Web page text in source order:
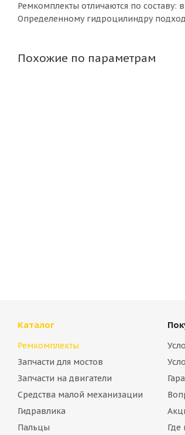
Ремкомплекты отличаются по составу:
Определенному гидроцилиндру
Похожие по параметрам
Ремкомплект 000984 для
Каталог
Ремкомплекты
Запчасти для мостов
Запчасти на двигатели
Средства малой механизации
Гидравлика
Пальцы
Где